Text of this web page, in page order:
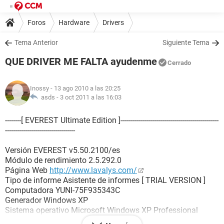
Foros Hardware Drivers
Tema Anterior Siguiente Tema
QUE DRIVER ME FALTA ayudenme Cerrado
Inossy - 13 ago 2010 a las 20:25
asds - 3 oct 2011 a las 16:03
--------[ EVEREST Ultimate Edition ]-------------------------------------------------
-----------------------------------
Versión EVEREST v5.50.2100/es
Módulo de rendimiento 2.5.292.0
Página Web http://www.lavalys.com/
Tipo de informe Asistente de informes [ TRIAL VERSION ]
Computadora YUNI-75F935343C
Generador Windows XP
Sistema operativo Microsoft Windows XP Professional